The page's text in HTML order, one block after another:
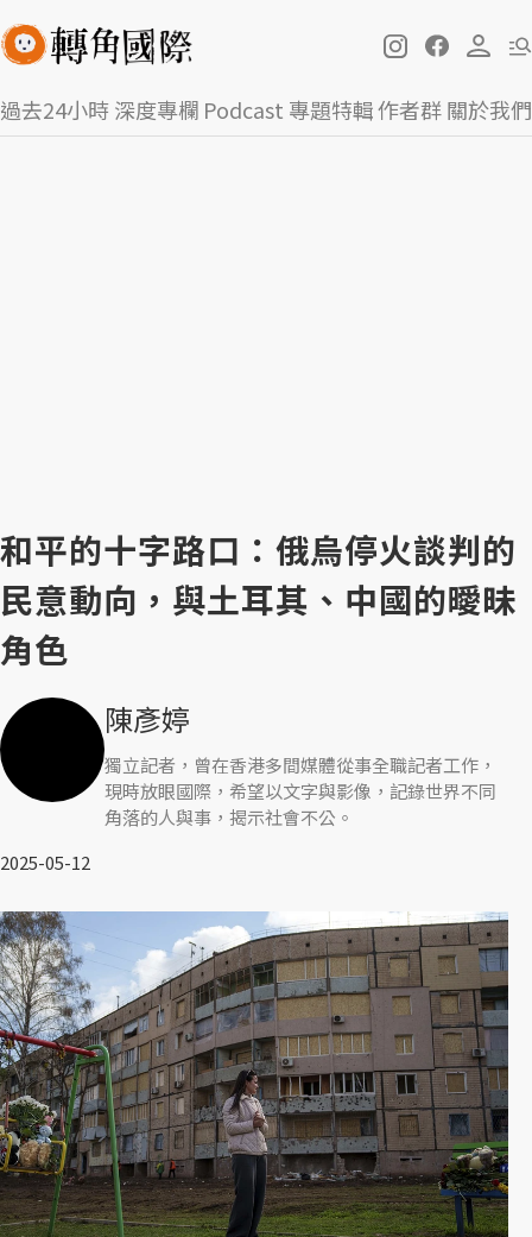
過去24小時深度專欄 Podcast 專題特輯作者群關於我們
和平的十字路口：俄烏停火談判的
民意動向，與土耳其、中國的曖昧
角色
陳彥婷
獨立記者，曾在香港多間媒體從事全職記者工作，
現時放眼國際，希望以文字與影像，記錄世界不同
角落的人與事，揭示社會不公。
2025-05-12